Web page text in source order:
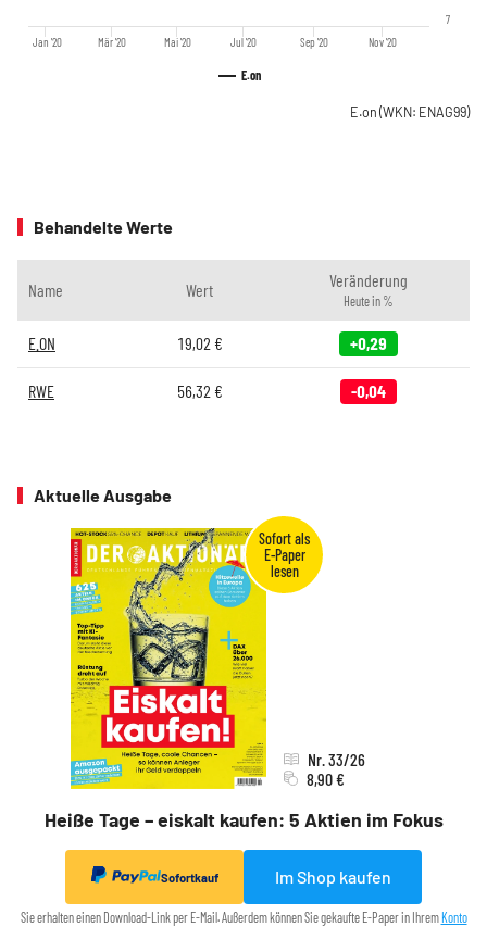
E.on
Jan '20 Mär '20 Mai '20 Jul '20 Sep '20 Nov '20
7
E.on (WKN: ENAG99)
Behandelte Werte
Name Wert Veränderung
Heute in %
E.ON 19,02 € +0,29
RWE 56,32 € -0,04
Aktuelle Ausgabe
Heiße Tage – eiskalt kaufen: 5 Aktien im Fokus
Nr. 33/26
8,90 €
Sofortkauf Im Shop kaufen
Sie erhalten einen Download-Link per E-Mail. Außerdem können Sie gekaufte E-Paper in Ihrem Konto